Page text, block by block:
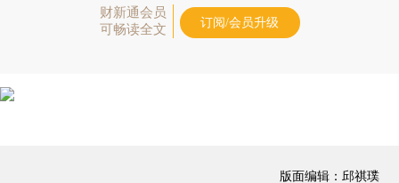
财新通会员
可畅读全文
订阅/会员升级
版面编辑：邱祺璞